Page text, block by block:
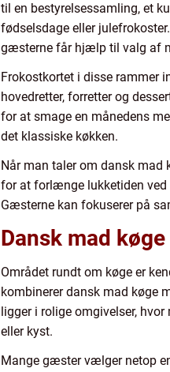
til en bestyrelsessamling, et
fødselsdage eller
gæsterne får hjælp til valg af
Frokostkortet i disse rammer
hovedretter, forretter og
for at smage en månedens
det klassiske køkken.
Når man taler om dansk mad
for at forlænge lukketiden ved
Gæsterne kan fokuserer på
Dansk mad
Området rundt om køge er
kombinerer dansk mad køge
ligger i rolige omgivelser,
eller kyst.
Mange gæster vælger netop